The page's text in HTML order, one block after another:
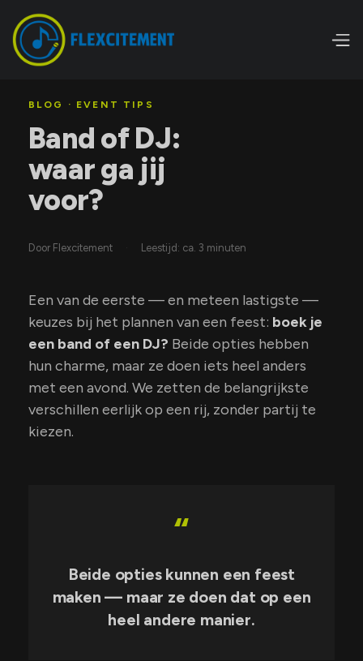
Flexcitement
BLOG · EVENT TIPS
Band of DJ:
waar ga jij
voor?
Door Flexcitement Leestijd: ca. 3 minuten
Een van de eerste — en meteen lastigste —
keuzes bij het plannen van een feest: boek je
een band of een DJ? Beide opties hebben
hun charme, maar ze doen iets heel anders
met een avond. We zetten de belangrijkste
verschillen eerlijk op een rij, zonder partij te
kiezen.
“
Beide opties kunnen een feest
maken — maar ze doen dat op een
heel andere manier.